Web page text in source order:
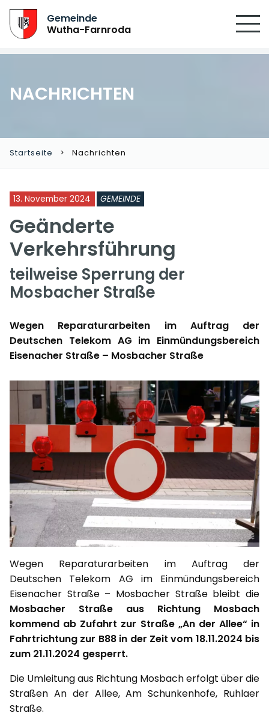
Gemeinde
Wutha-Farnroda
NACHRICHTEN
Startseite Nachrichten
13. November 2024 GEMEINDE
Geänderte
Verkehrsführung
teilweise Sperrung der
Mosbacher Straße
Wegen Reparaturarbeiten im Auftrag der
Deutschen Telekom AG im Einmündungsbereich
Eisenacher Straße – Mosbacher Straße
Wegen Reparaturarbeiten im Auftrag der
Deutschen Telekom AG im Einmündungsbereich
Eisenacher Straße – Mosbacher Straße bleibt die
Mosbacher Straße aus Richtung Mosbach
kommend ab Zufahrt zur Straße „An der Allee“ in
Fahrtrichtung zur B88 in der Zeit vom 18.11.2024 bis
zum 21.11.2024 gesperrt.
Die Umleitung aus Richtung Mosbach erfolgt über die
Straßen An der Allee, Am Schunkenhofe, Ruhlaer
Straße.